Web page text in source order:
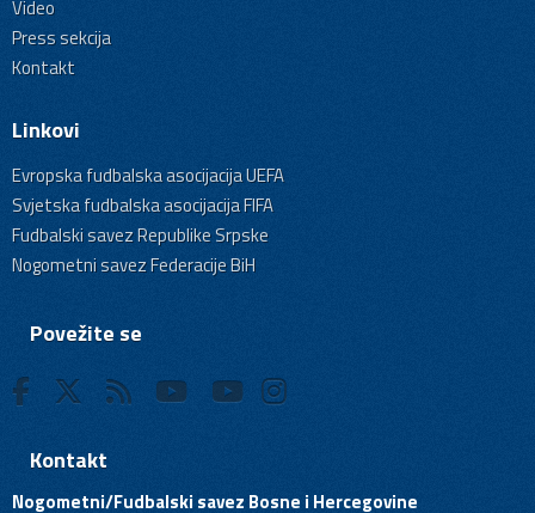
Video
Press sekcija
Kontakt
Linkovi
Evropska fudbalska asocijacija UEFA
Svjetska fudbalska asocijacija FIFA
Fudbalski savez Republike Srpske
Nogometni savez Federacije BiH
Povežite se
Kontakt
Nogometni/Fudbalski savez Bosne i Hercegovine